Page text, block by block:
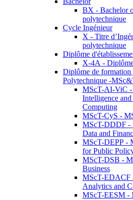
BX - Bachelor
polytechnique
Cycle Ingénieur
X - Titre
polytechnique
Diplôme
X-4A -
Diplôme de formation
Polytechnique -
MScT-AI-ViC
Intelligence
Computing
MScT-CyS -
MScT-DDDF -
Data and
MScT-DEPP -
for Public
MScT-DSB -
Business
MScT-EDACF
Analytics and
MScT-EESM -